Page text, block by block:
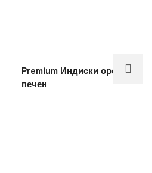
Premium Индиски орев
печен